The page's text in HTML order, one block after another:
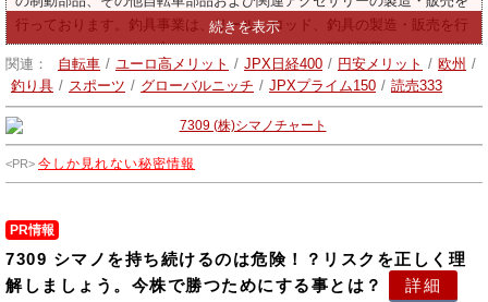
行っております。釣具事業は、リール、ロッド、釣具の製造・販売を行
っております。もう一方のセグメントは、ボート関連機器およびその他
の製品の製造および販売を行っています。
関連： 自転車 / ユーロ高メリット / JPX日経400 / 円安メリット / 欧州 /
釣り具 / スポーツ / グローバルニッチ / JPXプライム150 / 読売333
今しか見れない秘密情報
PR情報
7309 シマノを持ち続けるのは危険！？リスクを正しく理
解しましょう。今株で勝つためにする事とは？
詳細